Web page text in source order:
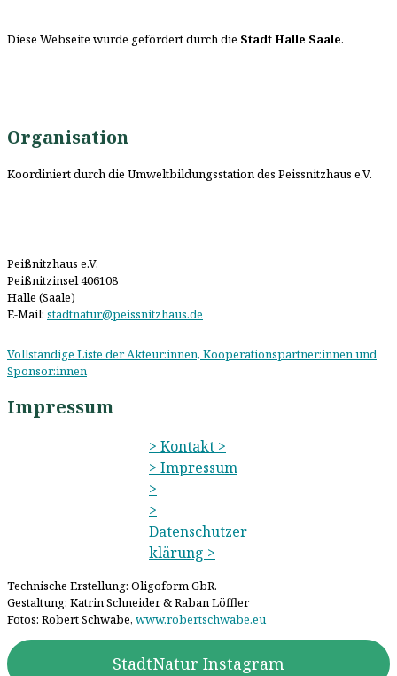
Diese Webseite wurde gefördert durch die Stadt Halle Saale.
Organisation
Koordiniert durch die Umweltbildungsstation des Peissnitzhaus e.V.
Peißnitzhaus e.V.
Peißnitzinsel 406108
Halle (Saale)
E-Mail: stadtnatur@peissnitzhaus.de
Vollständige Liste der Akteur:innen, Kooperationspartner:innen und
Sponsor:innen
Impressum
> Kontakt >
> Impressum
>
>
Datenschutzer
klärung >
Technische Erstellung: Oligoform GbR.
Gestaltung: Katrin Schneider & Raban Löffler
Fotos: Robert Schwabe, www.robertschwabe.eu
StadtNatur Instagram